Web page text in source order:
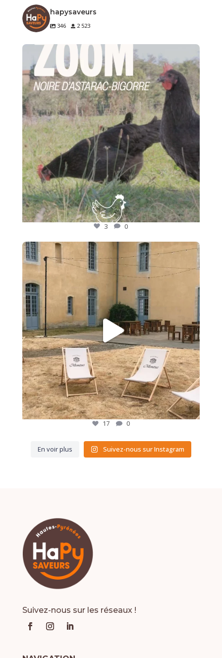
hapysaveurs
346 2 523
🐔 Zoom sur un produit de notre terroir
...
3 0
3 0
🍷 Nos adhérents font rayonner les saveurs des...
17 0
17 0
En voir plus Suivez-nous sur Instagram
Suivez-nous sur les réseaux !